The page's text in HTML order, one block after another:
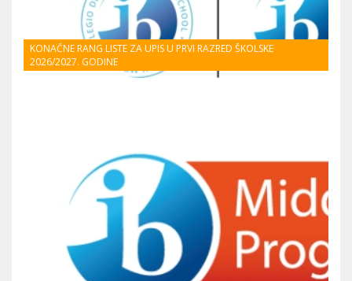
KONAČNE RANG LISTE ZA UPIS U PRVI RAZRED ŠKOLSKE
2026/2027. GODINE